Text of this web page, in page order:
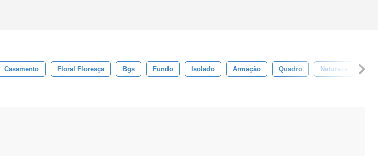
Casamento Floral Floresça Bgs Fundo Isolado Armação Quadro Natureza